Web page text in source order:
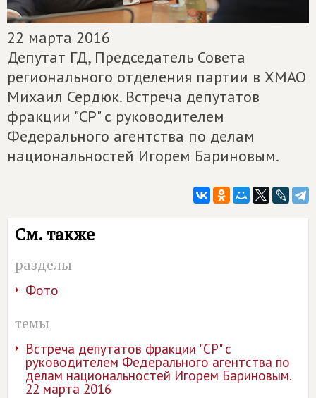
22 марта 2016
Депутат ГД, Председатель Совета
регионального отделения партии в ХМАО
Михаил Сердюк. Встреча депутатов
фракции "СР" с руководителем
Федерального агентства по делам
национальностей Игорем Бариновым.
См. также
разделы
Фото
темы
Встреча депутатов фракции "СР" с
руководителем Федерального агентства по
делам национальностей Игорем Бариновым.
22 марта 2016